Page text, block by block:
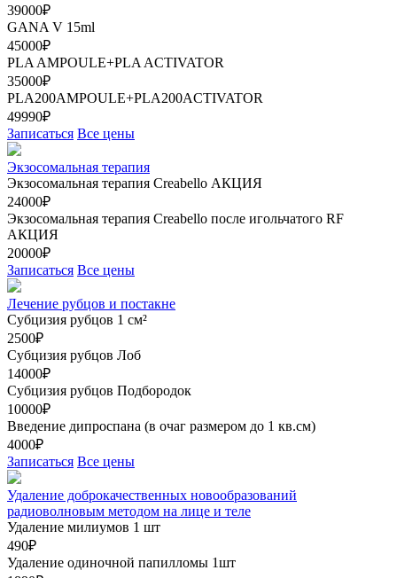
39000₽
GANA V 15ml
45000₽
PLA AMPOULE+PLA ACTIVATOR
35000₽
PLA200AMPOULE+PLA200ACTIVATOR
49990₽
Записаться Все цены
Экзосомальная терапия
Экзосомальная терапия Creabello АКЦИЯ
24000₽
Экзосомальная терапия Creabello после игольчатого RF
АКЦИЯ
20000₽
Записаться Все цены
Лечение рубцов и постакне
Субцизия рубцов 1 см²
2500₽
Субцизия рубцов Лоб
14000₽
Субцизия рубцов Подбородок
10000₽
Введение дипроспана (в очаг размером до 1 кв.см)
4000₽
Записаться Все цены
Удаление доброкачественных новообразований
радиоволновым методом на лице и теле
Удаление милиумов 1 шт
490₽
Удаление одиночной папилломы 1шт